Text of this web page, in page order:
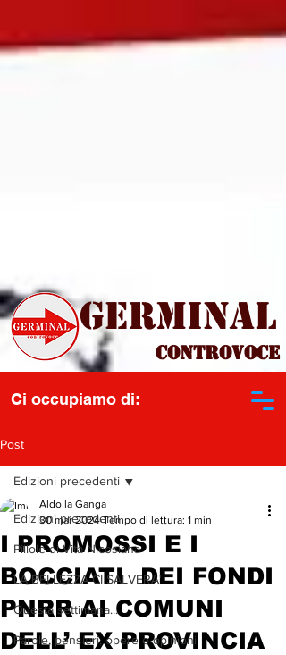
Controvoce
Ci occupiamo di:
Germinal
Post
Edizioni precedenti
Pillole di Vita Nicosiana
LA BELLEZZA CI SALVERA'
Questa settimana...
Parole, pensieri, opere e opinioni
Edizioni precedenti
I PROMOSSI E I
BOCCIATI DEI FONDI
PNRR AI COMUNI
DELL’ EX PROVINCIA
Aldo la Ganga
30 mar 2024 Tempo di lettura: 1 min